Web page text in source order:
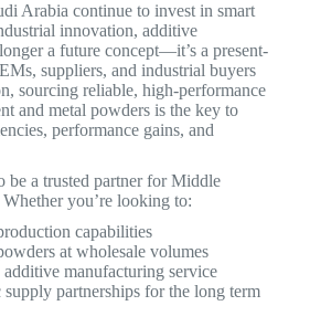
Arabia continue to invest in smart
innovation, additive
a future concept—it’s a present-
suppliers, and industrial buyers
sourcing reliable, high-performance
and metal powders is the key to
performance gains, and
be a trusted partner for Middle
you’re looking to:
capabilities
at wholesale volumes
manufacturing service
partnerships for the long term